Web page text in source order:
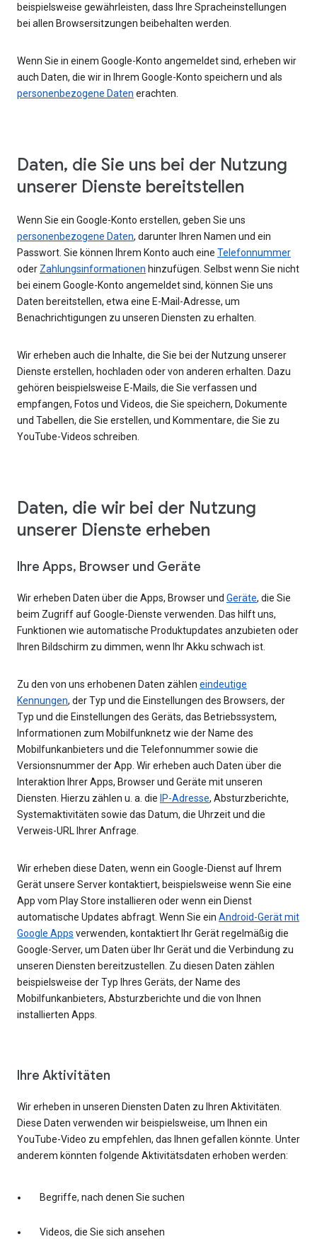
beispielsweise gewährleisten, dass Ihre Spracheinstellungen
bei allen Browsersitzungen beibehalten werden.
Wenn Sie in einem Google-Konto angemeldet sind, erheben wir
auch Daten, die wir in Ihrem Google-Konto speichern und als
personenbezogene Daten erachten.
Daten, die Sie uns bei der Nutzung
unserer Dienste bereitstellen
Wenn Sie ein Google-Konto erstellen, geben Sie uns
personenbezogene Daten, darunter Ihren Namen und ein
Passwort. Sie können Ihrem Konto auch eine Telefonnummer
oder Zahlungsinformationen hinzufügen. Selbst wenn Sie nicht
bei einem Google-Konto angemeldet sind, können Sie uns
Daten bereitstellen, etwa eine E-Mail-Adresse, um
Benachrichtigungen zu unseren Diensten zu erhalten.
Wir erheben auch die Inhalte, die Sie bei der Nutzung unserer
Dienste erstellen, hochladen oder von anderen erhalten. Dazu
gehören beispielsweise E-Mails, die Sie verfassen und
empfangen, Fotos und Videos, die Sie speichern, Dokumente
und Tabellen, die Sie erstellen, und Kommentare, die Sie zu
YouTube-Videos schreiben.
Daten, die wir bei der Nutzung
unserer Dienste erheben
Ihre Apps, Browser und Geräte
Wir erheben Daten über die Apps, Browser und Geräte, die Sie
beim Zugriff auf Google-Dienste verwenden. Das hilft uns,
Funktionen wie automatische Produktupdates anzubieten oder
Ihren Bildschirm zu dimmen, wenn Ihr Akku schwach ist.
Zu den von uns erhobenen Daten zählen eindeutige
Kennungen, der Typ und die Einstellungen des Browsers, der
Typ und die Einstellungen des Geräts, das Betriebssystem,
Informationen zum Mobilfunknetz wie der Name des
Mobilfunkanbieters und die Telefonnummer sowie die
Versionsnummer der App. Wir erheben auch Daten über die
Interaktion Ihrer Apps, Browser und Geräte mit unseren
Diensten. Hierzu zählen u. a. die IP-Adresse, Absturzberichte,
Systemaktivitäten sowie das Datum, die Uhrzeit und die
Verweis-URL Ihrer Anfrage.
Wir erheben diese Daten, wenn ein Google-Dienst auf Ihrem
Gerät unsere Server kontaktiert, beispielsweise wenn Sie eine
App vom Play Store installieren oder wenn ein Dienst
automatische Updates abfragt. Wenn Sie ein Android-Gerät mit
Google Apps verwenden, kontaktiert Ihr Gerät regelmäßig die
Google-Server, um Daten über Ihr Gerät und die Verbindung zu
unseren Diensten bereitzustellen. Zu diesen Daten zählen
beispielsweise der Typ Ihres Geräts, der Name des
Mobilfunkanbieters, Absturzberichte und die von Ihnen
installierten Apps.
Ihre Aktivitäten
Wir erheben in unseren Diensten Daten zu Ihren Aktivitäten.
Diese Daten verwenden wir beispielsweise, um Ihnen ein
YouTube-Video zu empfehlen, das Ihnen gefallen könnte. Unter
anderem könnten folgende Aktivitätsdaten erhoben werden:
Begriffe, nach denen Sie suchen
Videos, die Sie sich ansehen